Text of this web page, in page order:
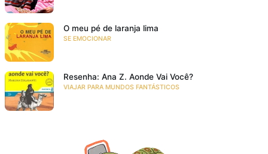
O meu pé de laranja lima
SE EMOCIONAR
Resenha: Ana Z. Aonde Vai Você?
VIAJAR PARA MUNDOS FANTÁSTICOS